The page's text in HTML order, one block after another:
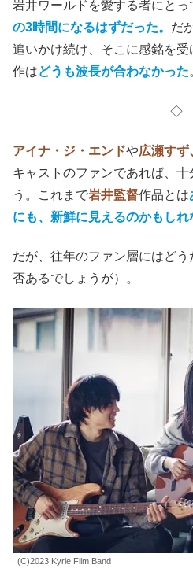
岩井ワールドを愛する者にと
の3時間になるはずだった。 だ
追いかけ続け、そこに感銘を
作はどうも波長が合わなかった
◇
アイナ・ジ・エンドや広瀬すず
キャストのファンであれば、
う。これまで岩井監督作品とは
にも、新鮮に見えるのかもしれ
だが、往年のファン層にはど
否あるでしょうが）。
(C)2023 Kyrie Film Band